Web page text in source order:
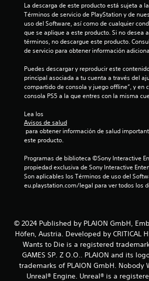
La descarga de este producto está sujeta a
Términos de servicio de PlayStation y de
uso del Software, así como de cualquier
que se aplique a este producto. Si no desea
términos, no descargue este producto.
de servicio para obtener información
Puedes descargar y reproducir este
principal asociada a tu cuenta a través del
compartido de consola y juego offline”, y en
consola PS5 a la que entres con la misma
Lea los
Avisos de salud
este producto.
Programas de biblioteca ©Sony Interactive
propiedad exclusiva de Sony Interactive
Son aplicables los Términos de uso del
eu.playstation.com/legal para ver todos los
© 2024 Published by PLAION GmbH,
Höfen, Austria. Developed by CRITICAL
Wants to Die is a registered trademark
GAMES SP. Z O.O.. PLAION and its
trademarks of PLAION GmbH. Nobody
Unreal® Engine. Unreal® is a